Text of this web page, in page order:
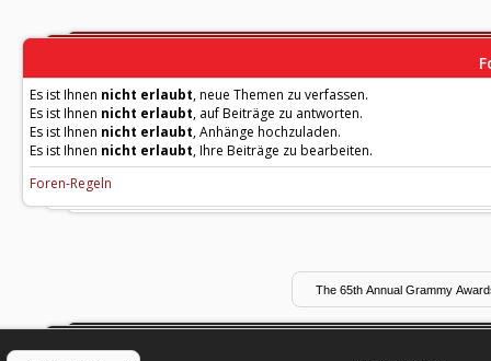
Es ist Ihnen nicht erlaubt, neue Themen zu verfassen.
Es ist Ihnen nicht erlaubt, auf Beiträge zu antworten.
Es ist Ihnen nicht erlaubt, Anhänge hochzuladen.
Es ist Ihnen nicht erlaubt, Ihre Beiträge zu bearbeiten.
Foren-Regeln